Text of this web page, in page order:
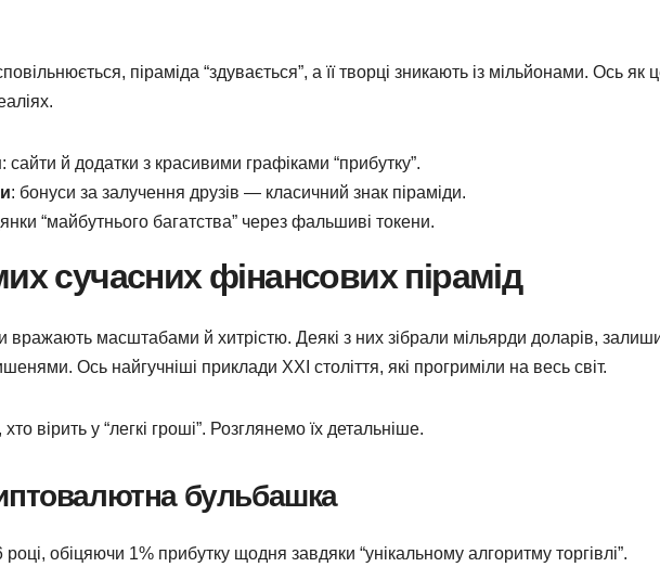
піраміда “здувається”, а її творці зникають із мільйонами. Ось як
: сайти й додатки з красивими графіками “прибутку”.
: бонуси за залучення друзів — класичний знак піраміди.
“майбутнього багатства” через фальшиві токени.
сучасних фінансових пірамід
вражають масштабами й хитрістю. Деякі з них зібрали мільярди доларів,
Ось найгучніші приклади XXI століття, які прогриміли на весь світ.
вірить у “легкі гроші”. Розглянемо їх детальніше.
бульбашка
обіцяючи 1% прибутку щодня завдяки “унікальному алгоритму торгівлі”.